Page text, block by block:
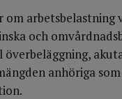
om arbetsbelastning
och
överbeläggning,
anhöriga